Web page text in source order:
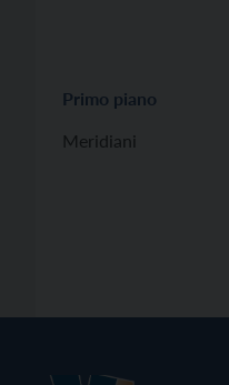
Primo piano
Meridiani